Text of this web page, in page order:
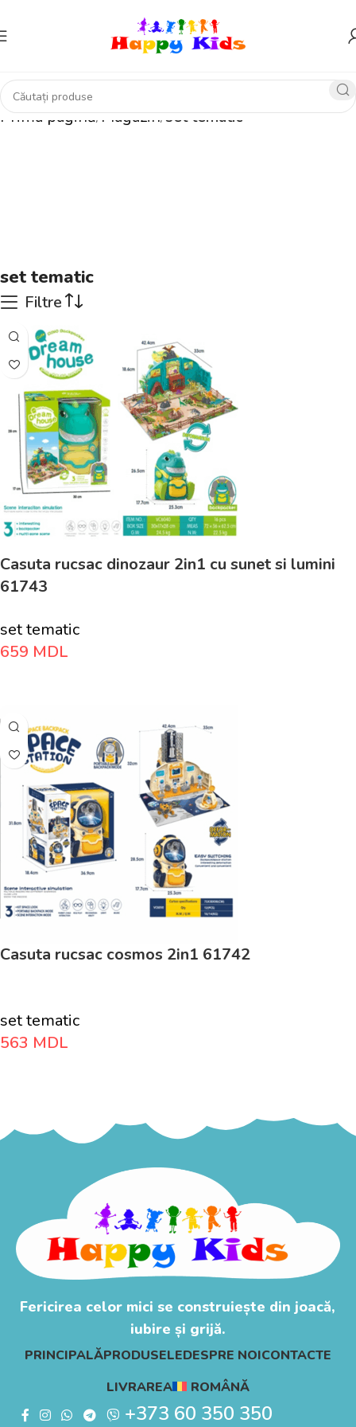
Prima pagină Magazin set tematic
set tematic
Filtre
Casuta rucsac dinozaur 2in1 cu sunet si lumini
61743
set tematic
659 MDL
Casuta rucsac cosmos 2in1 61742
set tematic
563 MDL
Fericirea celor mici se construiește din joacă,
iubire și grijă.
PRINCIPALĂPRODUSELEDESPRE NOICONTACTE
LIVRAREA
ROMÂNĂ
+373 60 350 350